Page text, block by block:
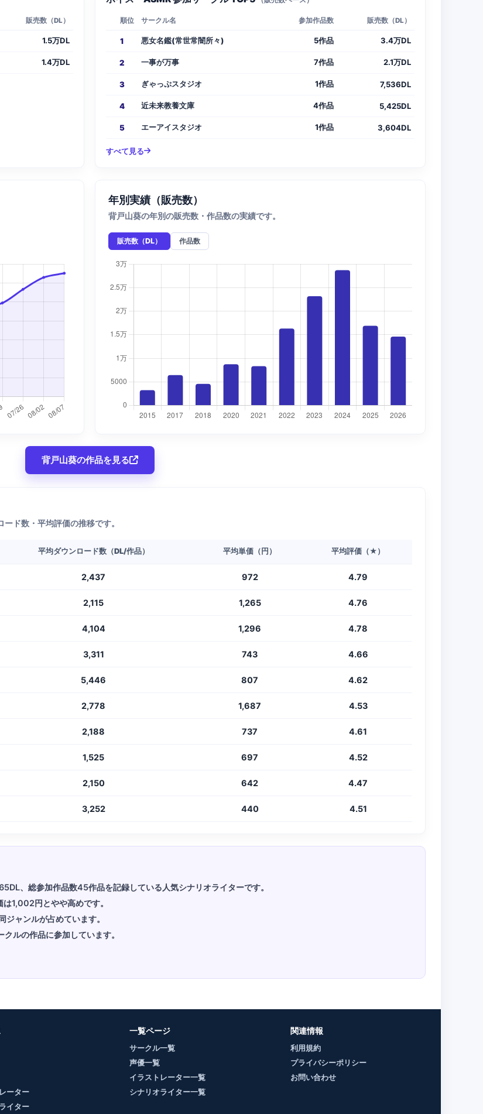
販売数（DL）
1.5万DL
1.4万DL
順位 サークル名 参加作品数 販売数（DL）
1 悪女名鑑(常世常闇所々) 5作品 3.4万DL
2 一事が万事 7作品 2.1万DL
3 ぎゃっぷスタジオ 1作品 7,536DL
4 近未来教養文庫 4作品 5,425DL
5 エーアイスタジオ 1作品 3,604DL
すべて見る
年別実績（販売数）
背戸山葵の年別の販売数・作品数の実績です。
販売数（DL） 作品数
背戸山葵の作品を見る
ド数・平均評価の推移です。
平均ダウンロード数（DL/作品） 平均単価（円） 平均評価（★）
2,437 972 4.79
2,115 1,265 4.76
4,104 1,296 4.78
3,311 743 4.66
5,446 807 4.62
2,778 1,687 4.53
2,188 737 4.61
1,525 697 4.52
2,150 642 4.47
3,252 440 4.51
、総参加作品数45作品を記録している人気シナリオライターです。
1,002円とやや高めです。
ャンルが占めています。
ルの作品に参加しています。
ーター
イター
一覧ページ
サークル一覧
声優一覧
イラストレーター一覧
シナリオライター一覧
関連情報
利用規約
プライバシーポリシー
お問い合わせ